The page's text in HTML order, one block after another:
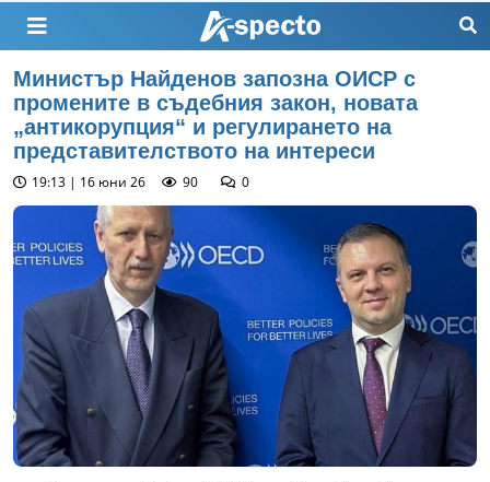
Министър Найденов запозна ОИСР с
промените в съдебния закон, новата
„антикорупция“ и регулирането на
представителството на интереси
19:13 | 16 юни 26 90 0